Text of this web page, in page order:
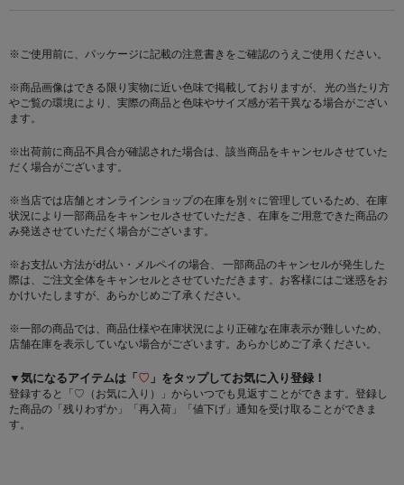
※ご使用前に、パッケージに記載の注意書きをご確認のうえご使用ください。
※商品画像はできる限り実物に近い色味で掲載しておりますが、 光の当たり方
やご覧の環境により、実際の商品と色味やサイズ感が若干異なる場合がござい
ます。
※出荷前に商品不具合が確認された場合は、該当商品をキャンセルさせていた
だく場合がございます。
※当店では店舗とオンラインショップの在庫を別々に管理しているため、在庫
状況により一部商品をキャンセルさせていただき、在庫をご用意できた商品の
み発送させていただく場合がございます。
※お支払い方法がd払い・メルペイの場合、 一部商品のキャンセルが発生した
際は、ご注文全体をキャンセルとさせていただきます。お客様にはご迷惑をお
かけいたしますが、あらかじめご了承ください。
※一部の商品では、商品仕様や在庫状況により正確な在庫表示が難しいため、
店舗在庫を表示していない場合がございます。あらかじめご了承ください。
▼気になるアイテムは「♡ 」をタップしてお気に入り登録！
登録すると「♡（お気に入り）」からいつでも見返すことができます。登録し
た商品の「残りわずか」「再入荷」「値下げ」通知を受け取ることができま
す。